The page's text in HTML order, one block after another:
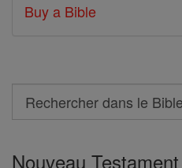
Buy a Bible
Search
Rechercher
Nouveau Testament